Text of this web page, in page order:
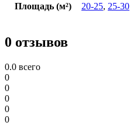
Площадь (м²) 20-25, 25-30
0 отзывов
0.0 всего
0
0
0
0
0